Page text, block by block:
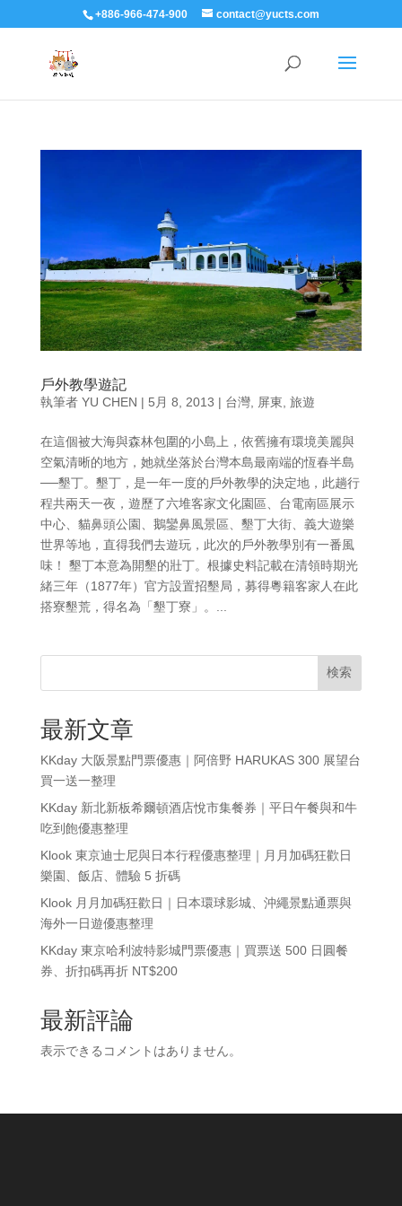
+886-966-474-900 contact@yucts.com
戶外教學遊記
執筆者 YU CHEN | 5月 8, 2013 | 台灣, 屏東 旅遊
在這個被大海與森林包圍的小島上，依舊擁有環境美麗與
空氣清晰的地方，她就坐落於台灣本島最南端的恆春半島
──墾丁。墾丁，是一年一度的戶外教學的決定地，此趟行
程共兩天一夜，遊歷了六堆客家文化園區、台電南區展示
中心、貓鼻頭公園、鵝鑾鼻風景區、墾丁大街、義大遊樂
世界等地，直得我們去遊玩，此次的戶外教學別有一番風
味！ 墾丁本意為開墾的壯丁。根據史料記載在清領時期光
緒三年（1877年）官方設置招墾局，募得粵籍客家人在此
搭寮墾荒，得名為「墾丁寮」。...
検索
最新文章
KKday 大阪景點門票優惠｜阿倍野 HARUKAS 300 展望台
買一送一整理
KKday 新北新板希爾頓酒店悅市集餐券｜平日午餐與和牛
吃到飽優惠整理
Klook 東京迪士尼與日本行程優惠整理｜月月加碼狂歡日
樂園、飯店、體驗 5 折碼
Klook 月月加碼狂歡日｜日本環球影城、沖繩景點通票與
海外一日遊優惠整理
KKday 東京哈利波特影城門票優惠｜買票送 500 日圓餐
券、折扣碼再折 NT$200
最新評論
表示できるコメントはありません。